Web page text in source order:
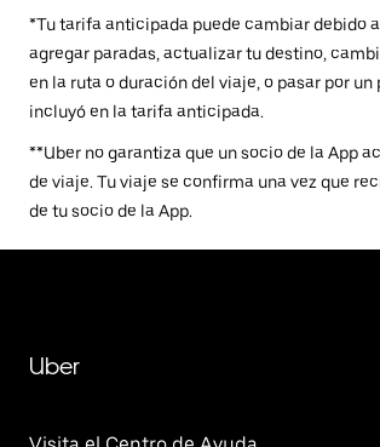
*Tu tarifa anticipada puede cambiar debido
agregar paradas, actualizar tu destino,
en la ruta o duración del viaje, o pasar por un
incluyó en la tarifa anticipada.
**Uber no garantiza que un socio de la App
de viaje. Tu viaje se confirma una vez que
de tu socio de la App.
Uber